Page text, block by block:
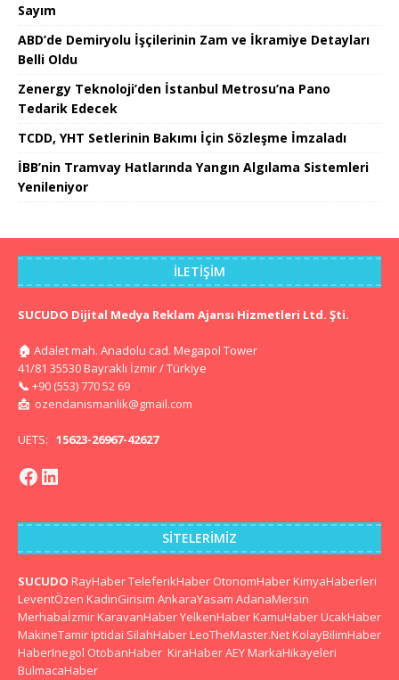
Sayım
ABD’de Demiryolu İşçilerinin Zam ve İkramiye Detayları
Belli Oldu
Zenergy Teknoloji’den İstanbul Metrosu’na Pano
Tedarik Edecek
TCDD, YHT Setlerinin Bakımı İçin Sözleşme İmzaladı
İBB’nin Tramvay Hatlarında Yangın Algılama Sistemleri
Yenileniyor
İLETIŞIM
SUCUDO Dijital Medya Reklam Ajansı Hizmetleri Ltd. Şti.
🏠 Adalet mah. Anadolu cad. Megapol Tower
41/81 35530 Bayraklı İzmir / Türkiye
📞 +90 (553) 770 52 69
📩 ozendanismanlik@gmail.com
UETS: 15623-26967-42627
SITELERIMIZ
SUCUDO RayHaberTeleferikHaber OtonomHaber KimyaHaberleri
LeventÖzen KadinGirisim AnkaraYasam AdanaMersin
Merhabaİzmir KaravanHaberYelkenHaber KamuHaber UcakHaber
MakineTamir Iptidai SilahHaber LeoTheMaster.Net KolayBilimHaber
HaberInegol OtobanHaber KiraHaberAEY MarkaHikayeleri
BulmacaHaber